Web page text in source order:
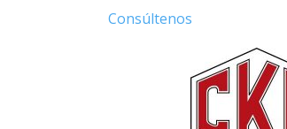
Consúltenos